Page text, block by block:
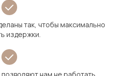
так, чтобы максимально
издержки.